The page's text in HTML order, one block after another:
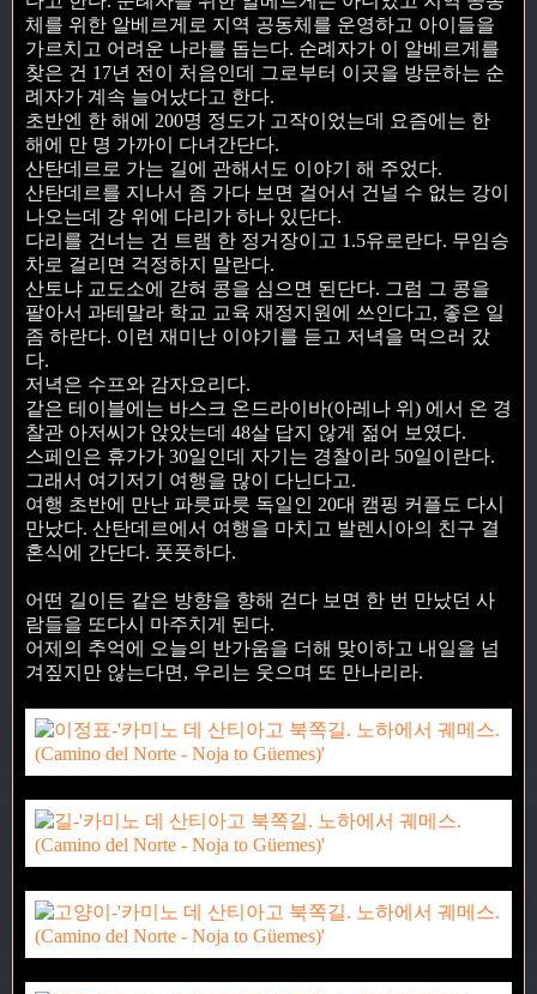
체를 위한 알베르게로 지역 공동체를 운영하고 아이들을
가르치고 어려운 나라를 돕는다. 순례자가 이 알베르게를
찾은 건 17년 전이 처음인데 그로부터 이곳을 방문하는 순
례자가 계속 늘어났다고 한다.
초반엔 한 해에 200명 정도가 고작이었는데 요즘에는 한
해에 만 명 가까이 다녀간단다.
산탄데르로 가는 길에 관해서도 이야기 해 주었다.
산탄데르를 지나서 좀 가다 보면 걸어서 건널 수 없는 강이
나오는데 강 위에 다리가 하나 있단다.
다리를 건너는 건 트램 한 정거장이고 1.5유로란다. 무임승
차로 걸리면 걱정하지 말란다.
산토냐 교도소에 갇혀 콩을 심으면 된단다. 그럼 그 콩을
팔아서 과테말라 학교 교육 재정지원에 쓰인다고, 좋은 일
좀 하란다. 이런 재미난 이야기를 듣고 저녁을 먹으러 갔
다.
저녁은 수프와 감자요리다.
같은 테이블에는 바스크 온드라이바(아레나 위) 에서 온 경
찰관 아저씨가 앉았는데 48살 답지 않게 젊어 보였다.
스페인은 휴가가 30일인데 자기는 경찰이라 50일이란다.
그래서 여기저기 여행을 많이 다닌다고.
여행 초반에 만난 파릇파릇 독일인 20대 캠핑 커플도 다시
만났다. 산탄데르에서 여행을 마치고 발렌시아의 친구 결
혼식에 간단다. 풋풋하다.
어떤 길이든 같은 방향을 향해 걷다 보면 한 번 만났던 사
람들을 또다시 마주치게 된다.
어제의 추억에 오늘의 반가움을 더해 맞이하고 내일을 넘
겨짚지만 않는다면, 우리는 웃으며 또 만나리라.